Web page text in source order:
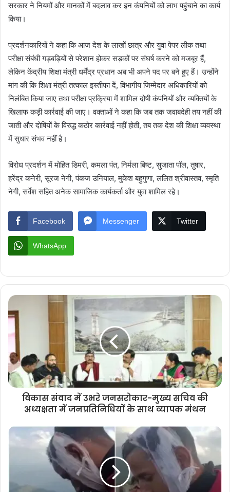
सरकार ने नियमों और मानकों में बदलाव कर इन कंपनियों को लाभ पहुंचाने का कार्य
किया।
प्रदर्शनकारियों ने कहा कि आज देश के लाखों छात्र और युवा पेपर लीक तथा
परीक्षा संबंधी गड़बड़ियों से परेशान होकर सड़कों पर संघर्ष करने को मजबूर हैं,
लेकिन केंद्रीय शिक्षा मंत्री धर्मेंद्र प्रधान अब भी अपने पद पर बने हुए हैं। उन्होंने
मांग की कि शिक्षा मंत्री तत्काल इस्तीफा दें, विभागीय जिम्मेदार अधिकारियों को
निलंबित किया जाए तथा परीक्षा प्रक्रिया में शामिल दोषी कंपनियों और व्यक्तियों के
खिलाफ कड़ी कार्रवाई की जाए। वक्ताओं ने कहा कि जब तक जवाबदेही तय नहीं की
जाती और दोषियों के विरुद्ध कठोर कार्रवाई नहीं होती, तब तक देश की शिक्षा व्यवस्था
में सुधार संभव नहीं है।
विरोध प्रदर्शन में मोहित डिमरी, कमला पंत, निर्मला बिष्ट, सुजाता पॉल, तुषार,
हरेंद्र कनेरी, सूरज नेगी, पंकज उनियाल, मुकेश बहुगुणा, ललित श्रीवास्तव, स्मृति
नेगी, सर्वेश सहित अनेक सामाजिक कार्यकर्ता और युवा शामिल रहे।
Facebook Messenger Twitter
WhatsApp
विकास संवाद में उभरे जनसरोकार-मुख्य सचिव की
अध्यक्षता में जनप्रतिनिधियों के साथ व्यापक मंथन